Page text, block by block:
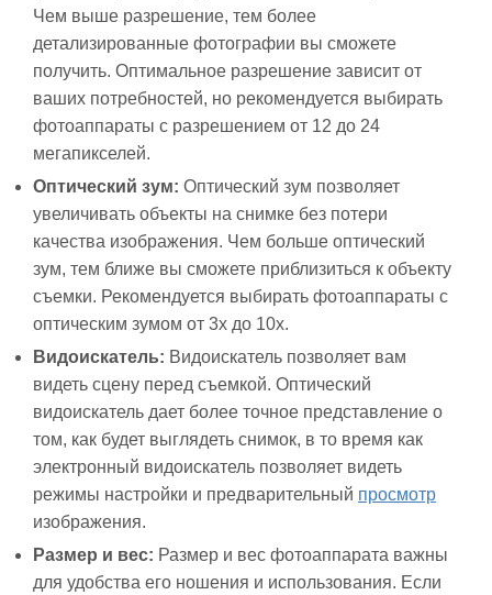
Чем выше разрешение, тем более
детализированные фотографии вы сможете
получить. Оптимальное разрешение зависит от
ваших потребностей, но рекомендуется выбирать
фотоаппараты с разрешением от 12 до 24
мегапикселей.
Оптический зум: Оптический зум позволяет
увеличивать объекты на снимке без потери
качества изображения. Чем больше оптический
зум, тем ближе вы сможете приблизиться к объекту
съемки. Рекомендуется выбирать фотоаппараты с
оптическим зумом от 3x до 10x.
Видоискатель: Видоискатель позволяет вам
видеть сцену перед съемкой. Оптический
видоискатель дает более точное представление о
том, как будет выглядеть снимок, в то время как
электронный видоискатель позволяет видеть
режимы настройки и предварительный просмотр
изображения.
Размер и вес: Размер и вес фотоаппарата важны
для удобства его ношения и использования. Если